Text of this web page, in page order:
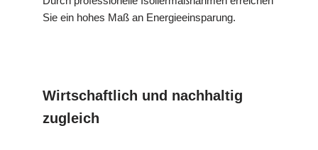
Sie ein hohes Maß an Energieeinsparung.
Wirtschaftlich und nachhaltig
zugleich